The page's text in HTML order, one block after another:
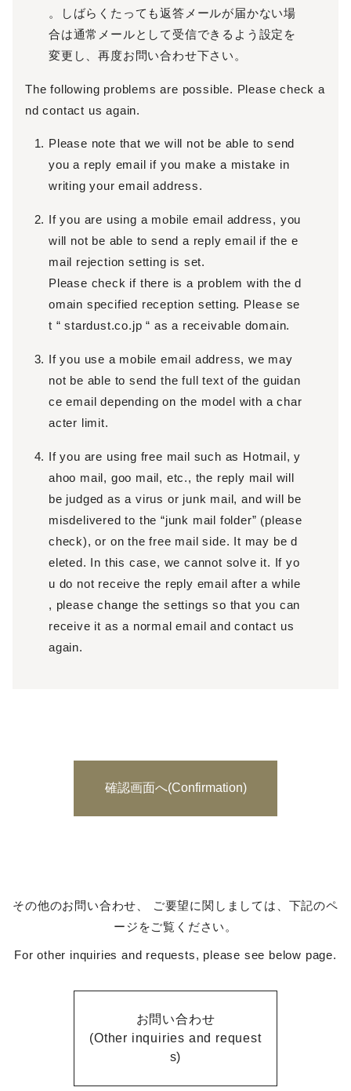
。しばらくたっても返答メールが届かない場
合は通常メールとして受信できるよう設定を
変更し、再度お問い合わせ下さい。
The following problems are possible. Please check a
nd contact us again.
Please note that we will not be able to send
you a reply email if you make a mistake in
writing your email address.
If you are using a mobile email address, you
will not be able to send a reply email if the e
mail rejection setting is set.
Please check if there is a problem with the d
omain specified reception setting. Please se
t “ stardust.co.jp “ as a receivable domain.
If you use a mobile email address, we may
not be able to send the full text of the guidan
ce email depending on the model with a char
acter limit.
If you are using free mail such as Hotmail, y
ahoo mail, goo mail, etc., the reply mail will
be judged as a virus or junk mail, and will be
misdelivered to the “junk mail folder” (please
check), or on the free mail side. It may be d
eleted. In this case, we cannot solve it. If yo
u do not receive the reply email after a while
, please change the settings so that you can
receive it as a normal email and contact us
again.
その他のお問い合わせ、 ご要望に関しましては、下記のペ
ージをご覧ください。
For other inquiries and requests, please see below page.
お問い合わせ
(Other inquiries and request
s)